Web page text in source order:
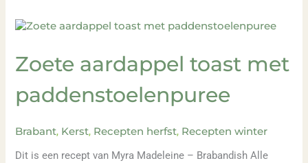
Zoete aardappel toast met
paddenstoelenpuree
Brabant, Kerst, Recepten herfst, Recepten winter
Dit is een recept van Myra Madeleine – Brabandish Alle
Zoete
met